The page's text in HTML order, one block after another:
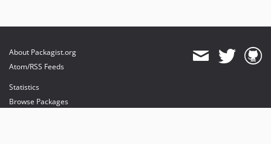
About Packagist.org
Atom/RSS Feeds
Statistics
Browse Packages